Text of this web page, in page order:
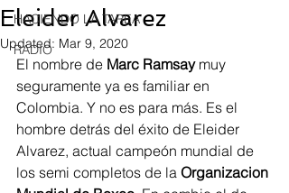
HACIENDO LA TAREA
RADIO
Eleider Alvarez
Updated: Mar 9, 2020
El nombre de Marc Ramsay muy
seguramente ya es familiar en
Colombia. Y no es para más. Es el
hombre detrás del éxito de Eleider
Alvarez, actual campeón mundial de
los semi completos de la Organizacion